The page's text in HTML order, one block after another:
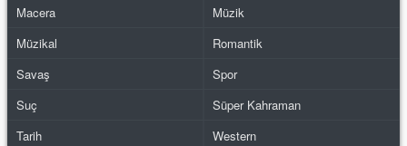
Macera
Müzik
Müzikal
Romantik
Savaş
Spor
Suç
Süper Kahraman
Tarih
Western